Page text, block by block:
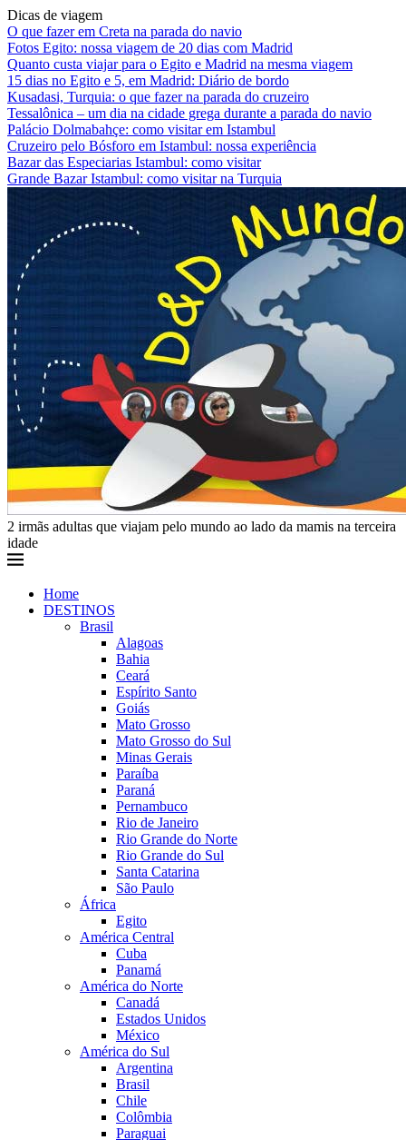
Dicas de viagem
O que fazer em Creta na parada do navio
Fotos Egito: nossa viagem de 20 dias com Madrid
Quanto custa viajar para o Egito e Madrid na mesma viagem
15 dias no Egito e 5, em Madrid: Diário de bordo
Kusadasi, Turquia: o que fazer na parada do cruzeiro
Tessalônica – um dia na cidade grega durante a parada do navio
Palácio Dolmabahçe: como visitar em Istambul
Cruzeiro pelo Bósforo em Istambul: nossa experiência
Bazar das Especiarias Istambul: como visitar
Grande Bazar Istambul: como visitar na Turquia
2 irmãs adultas que viajam pelo mundo ao lado da mamis na terceira
idade
Home
DESTINOS
Brasil
Alagoas
Bahia
Ceará
Espírito Santo
Goiás
Mato Grosso
Mato Grosso do Sul
Minas Gerais
Paraíba
Paraná
Pernambuco
Rio de Janeiro
Rio Grande do Norte
Rio Grande do Sul
Santa Catarina
São Paulo
África
Egito
América Central
Cuba
Panamá
América do Norte
Canadá
Estados Unidos
México
América do Sul
Argentina
Brasil
Chile
Colômbia
Paraguai